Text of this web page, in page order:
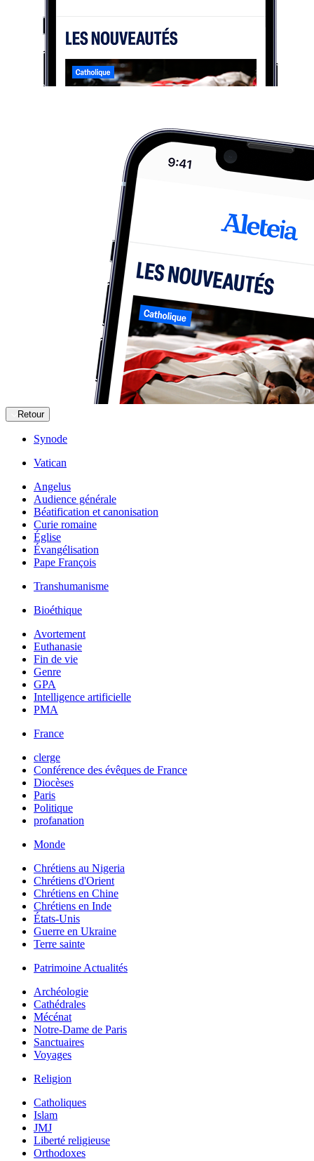
Retour
Synode
Vatican
Angelus
Audience générale
Béatification et canonisation
Curie romaine
Église
Évangélisation
Pape François
Transhumanisme
Bioéthique
Avortement
Euthanasie
Fin de vie
Genre
GPA
Intelligence artificielle
PMA
France
clerge
Conférence des évêques de France
Diocèses
Paris
Politique
profanation
Monde
Chrétiens au Nigeria
Chrétiens d'Orient
Chrétiens en Chine
Chrétiens en Inde
États-Unis
Guerre en Ukraine
Terre sainte
Patrimoine Actualités
Archéologie
Cathédrales
Mécénat
Notre-Dame de Paris
Sanctuaires
Voyages
Religion
Catholiques
Islam
JMJ
Liberté religieuse
Orthodoxes